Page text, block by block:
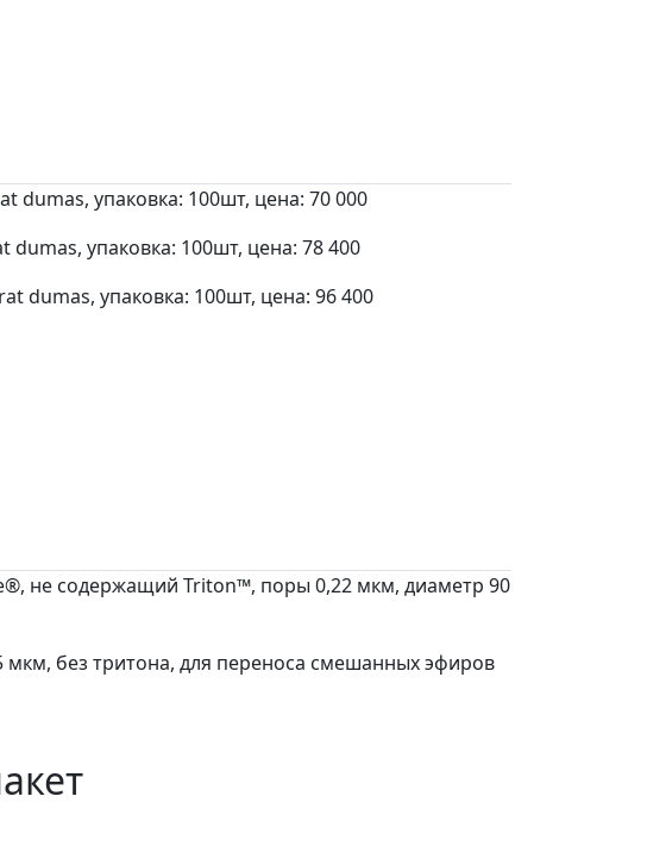
dumas, упаковка: 100шт, цена: 70 000
упаковка: 100шт, цена: 78 400
dumas, упаковка: 100шт, цена: 96 400
не содержащий Triton™, поры 0,22 мкм, диаметр 90
без тритона, для переноса смешанных эфиров